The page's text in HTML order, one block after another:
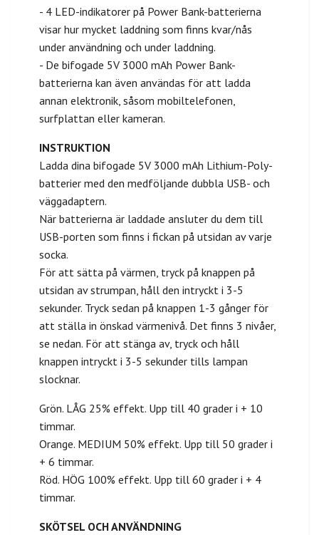
- 4 LED-indikatorer på Power Bank-batterierna
visar hur mycket laddning som finns kvar/nås
under användning och under laddning.
- De bifogade 5V 3000 mAh Power Bank-
batterierna kan även användas för att ladda
annan elektronik, såsom mobiltelefonen,
surfplattan eller kameran.
INSTRUKTION
Ladda dina bifogade 5V 3000 mAh Lithium-Poly-
batterier med den medföljande dubbla USB- och
väggadaptern.
När batterierna är laddade ansluter du dem till
USB-porten som finns i fickan på utsidan av varje
socka.
För att sätta på värmen, tryck på knappen på
utsidan av strumpan, håll den intryckt i 3-5
sekunder. Tryck sedan på knappen 1-3 gånger för
att ställa in önskad värmenivå. Det finns 3 nivåer,
se nedan. För att stänga av, tryck och håll
knappen intryckt i 3-5 sekunder tills lampan
slocknar.
Grön. LÅG 25% effekt. Upp till 40 grader i + 10
timmar.
Orange. MEDIUM 50% effekt. Upp till 50 grader i
+ 6 timmar.
Röd. HÖG 100% effekt. Upp till 60 grader i + 4
timmar.
SKÖTSEL OCH ANVÄNDNING